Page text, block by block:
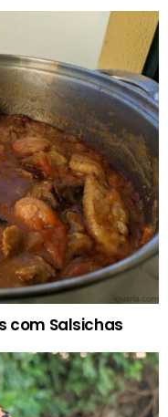
com Salsichas